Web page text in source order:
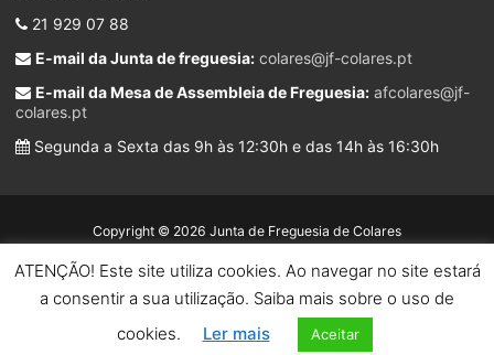
21 929 07 88
E-mail da Junta de freguesia: colares@jf-colares.pt
E-mail da Mesa de Assembleia de Freguesia: afcolares@jf-
colares.pt
Segunda a Sexta das 9h às 12:30h e das 14h às 16:30h
Copyright © 2026 Junta de Freguesia de Colares
ATENÇÃO! Este site utiliza cookies. Ao navegar no site estará
a consentir a sua utilização. Saiba mais sobre o uso de
cookies.
Ler mais Aceitar